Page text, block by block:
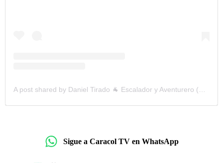
A post shared by Daniel Tirado 🐐 Escalador y Aventurero (@danieltirado)
Sigue a Caracol TV en WhatsApp